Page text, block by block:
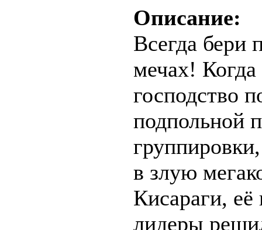
Описание:
Всегда бери
мечах!
господство
подпольной
в злую
Кисараги, её
лидеры